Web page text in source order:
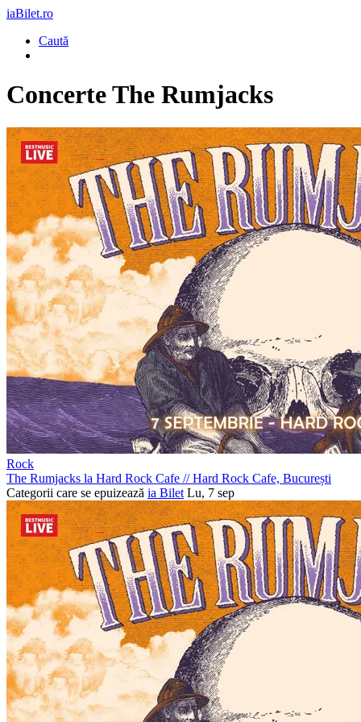
iaBilet.ro
Caută
Concerte The Rumjacks
Rock
The Rumjacks la Hard Rock Cafe //Hard Rock Cafe, București
Categorii care se epuizează ia Bilet Lu, 7 sep